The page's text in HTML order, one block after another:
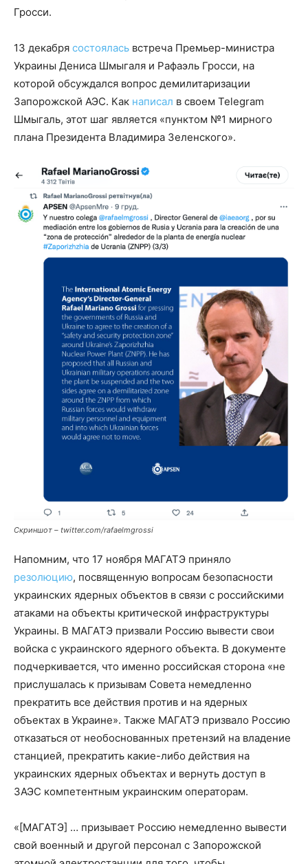
Гросси.
13 декабря состоялась встреча Премьер-министра
Украины Дениса Шмыгаля и Рафаэль Гросси, на
которой обсуждался вопрос демилитаризации
Запорожской АЭС. Как написал в своем Telegram
Шмыгаль, этот шаг является «пунктом №1 мирного
плана Президента Владимира Зеленского».
Скриншот – twitter.com/rafaelmgrossi
Напомним, что 17 ноября МАГАТЭ приняло
резолюцию, посвященную вопросам безопасности
украинских ядерных объектов в связи с российскими
атаками на объекты критической инфраструктуры
Украины. В МАГАТЭ призвали Россию вывести свои
войска с украинского ядерного объекта. В документе
подчеркивается, что именно российская сторона «не
прислушалась к призывам Совета немедленно
прекратить все действия против и на ядерных
объектах в Украине». Также МАГАТЭ призвало Россию
отказаться от необоснованных претензий на владение
станцией, прекратить какие-либо действия на
украинских ядерных объектах и вернуть доступ в
ЗАЭС компетентным украинским операторам.
«[МАГАТЭ] … призывает Россию немедленно вывести
свой военный и другой персонал с Запорожской